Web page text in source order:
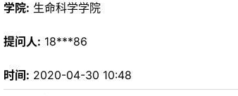
学院: 生命科学学院
提问人: 18***86
时间: 2020-04-30 10:48